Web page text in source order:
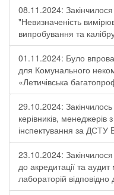
08.11.2024:
"Невизначеність
випробування та
01.11.2024: Було
для Комунального
«Летичівська
29.10.2024:
керівників, менеджерів
інспектування за
23.10.2024:
до акредитації та аудит
лабораторій